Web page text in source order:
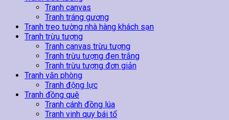
Tranh canvas
Tranh tráng gương
Tranh treo tường nhà hàng khách sạn
Tranh trừu tượng
Tranh canvas trừu tượng
Tranh trừu tượng đen trắng
Tranh trừu tượng đơn giản
Tranh văn phòng
Tranh động lực
Tranh đồng quê
Tranh cánh đồng lúa
Tranh vinh quy bái tổ